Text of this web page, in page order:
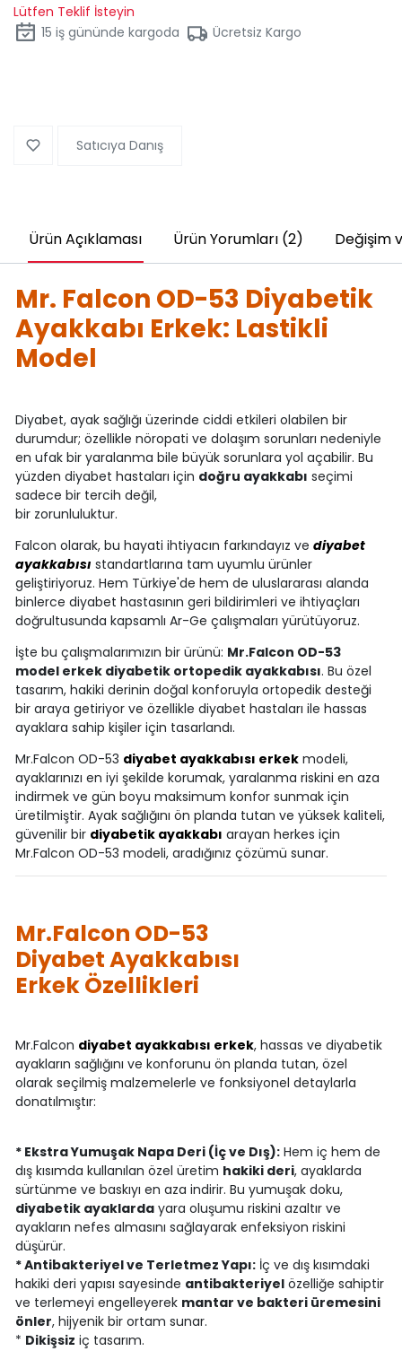
Lütfen Teklif İsteyin
15 iş gününde kargoda Ücretsiz Kargo
Satıcıya Danış
Ürün Açıklaması Ürün Yorumları (2) Değişim
Mr. Falcon OD-53 Diyabetik
Ayakkabı Erkek: Lastikli
Model
Diyabet, ayak sağlığı üzerinde ciddi etkileri olabilen bir
durumdur; özellikle nöropati ve dolaşım sorunları nedeniyle
en ufak bir yaralanma bile büyük sorunlara yol açabilir. Bu
yüzden diyabet hastaları için doğru ayakkabı seçimi
sadece bir tercih değil,
bir zorunluluktur.
Falcon olarak, bu hayati ihtiyacın farkındayız ve diyabet
ayakkabısı standartlarına tam uyumlu ürünler
geliştiriyoruz. Hem Türkiye'de hem de uluslararası alanda
binlerce diyabet hastasının geri bildirimleri ve ihtiyaçları
doğrultusunda kapsamlı Ar-Ge çalışmaları yürütüyoruz.
İşte bu çalışmalarımızın bir ürünü: Mr.Falcon OD-53
model erkek diyabetik ortopedik ayakkabısı. Bu özel
tasarım, hakiki derinin doğal konforuyla ortopedik desteği
bir araya getiriyor ve özellikle diyabet hastaları ile hassas
ayaklara sahip kişiler için tasarlandı.
Mr.Falcon OD-53 diyabet ayakkabısı erkekmodeli,
ayaklarınızı en iyi şekilde korumak, yaralanma riskini en aza
indirmek ve gün boyu maksimum konfor sunmak için
üretilmiştir. Ayak sağlığını ön planda tutan ve yüksek kaliteli,
güvenilir bir diyabetik ayakkabı arayan herkes için
Mr.Falcon OD-53 modeli, aradığınız çözümü sunar.
Mr.Falcon OD-53
Diyabet Ayakkabısı
Erkek Özellikleri
Mr.Falcon diyabet ayakkabısı erkek, hassas ve diyabetik
ayakların sağlığını ve konforunu ön planda tutan, özel
olarak seçilmiş malzemelerle ve fonksiyonel detaylarla
donatılmıştır:
* Ekstra Yumuşak Napa Deri (İç ve Dış):Hem iç hem de
dış kısımda kullanılan özel üretim hakiki deri, ayaklarda
sürtünme ve baskıyı en aza indirir. Bu yumuşak doku,
diyabetik ayaklardayara oluşumu riskini azaltır ve
ayakların nefes almasını sağlayarak enfeksiyon riskini
düşürür.
* Antibakteriyel ve Terletmez Yapı:İç ve dış kısımdaki
hakiki deri yapısı sayesinde antibakteriyelözelliğe sahiptir
ve terlemeyi engelleyerek mantar ve bakteri üremesini
önler, hijyenik bir ortam sunar.
* Dikişsiz iç tasarım.